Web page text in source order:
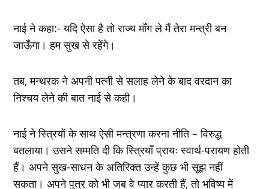
नाई ने कहा:- यदि ऐसा है तो राज्य माँग ले मैं तेरा मन्त्री बन
जाऊँगा। हम सुख से रहेंगे।
तब, मन्थरक ने अपनी पत्नी से सलाह लेने के बाद वरदान का
निश्चय लेने की बात नाई से कही।
नाई ने स्त्रियों के साथ ऐसी मन्त्रणा करना नीति – विरुद्ध
बतलाया। उसने सम्मति दी कि स्त्रियाँ प्रायः स्वार्थ-परायण होती
हैं। अपने सुख-साधन के अतिरिक्त उन्हें कुछ भी सूझ नहीं
सकता। अपने पुत्र को भी जब वे प्यार करती हैं, तो भविष्य में